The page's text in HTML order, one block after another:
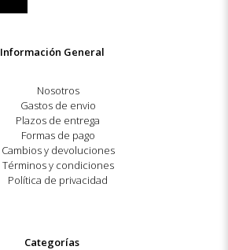
Información General
Nosotros
Gastos de envio
Plazos de entrega
Formas de pago
Cambios y devoluciones
Términos y condiciones
Política de privacidad
Categorías